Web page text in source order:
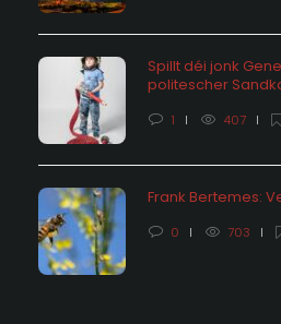
Spillt déi jonk
politescher
1 407
Frank Bertemes:
0 703